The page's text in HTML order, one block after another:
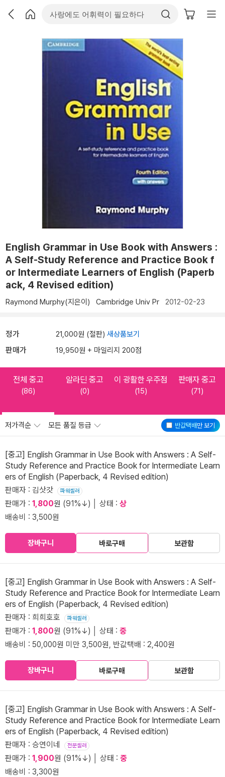
English Grammar in Use Book with Answers :
A Self-Study Reference and Practice Book f
or Intermediate Learners of English (Paperb
ack, 4 Revised edition)
Raymond Murphy(지은이) Cambridge Univ Pr 2012-02-23
정가 21,000원 (절판) 새상품보기
판매가 19,950원 + 마일리지 200점
전체 중고
(86)
알라딘 중고
(0)
이 광활한 우주점
(15)
판매자 중고
(71)
반값택배만 보기
저가격순 모든 품질 등급
[중고] English Grammar in Use Book with Answers : A Self-
Study Reference and Practice Book for Intermediate Learn
ers of English (Paperback, 4 Revised edition)
판매자 : 김삿갓 파워셀러
판매가 : 1,800원 (91%↓) │ 상태 : 상
배송비 : 3,500원
장바구니 바로구매 보관함
[중고] English Grammar in Use Book with Answers : A Self-
Study Reference and Practice Book for Intermediate Learn
ers of English (Paperback, 4 Revised edition)
판매자 : 희희호호 파워셀러
판매가 : 1,800원 (91%↓) │ 상태 : 중
배송비 : 50,000원 미만 3,500원, 반값택배 : 2,400원
장바구니 바로구매 보관함
[중고] English Grammar in Use Book with Answers : A Self-
Study Reference and Practice Book for Intermediate Learn
ers of English (Paperback, 4 Revised edition)
판매자 : 승연이네 전문셀러
판매가 : 1,900원 (91%↓) │ 상태 : 중
배송비 : 3,300원